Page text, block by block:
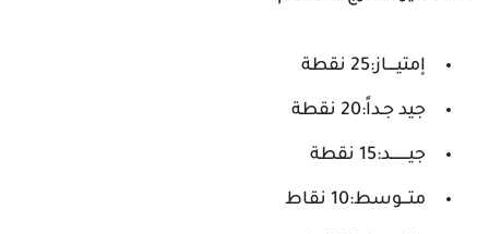
إمتيــــاز:25 نقطة
جيد جـداً:20 نقطة
جيــــــــد:15 نقطة
متـــوسط:10 نقاط